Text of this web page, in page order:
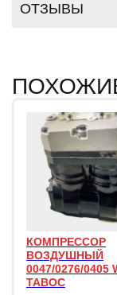
ОТЗЫВЫ
КОМПРЕССОР
ВОЗДУШНЫЙ
0047/0276/0405
TABOC